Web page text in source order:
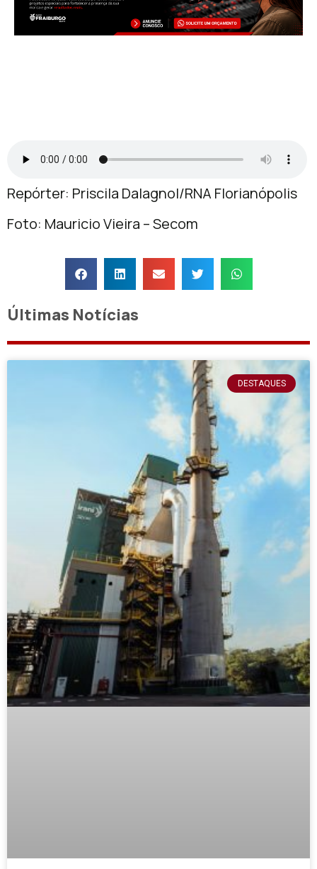
Repórter: Priscila Dalagnol/RNA Florianópolis
Foto: Mauricio Vieira – Secom
Últimas Notícias
DESTAQUES